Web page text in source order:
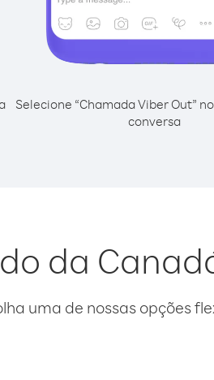
Selecione “Chamada Viber Out”
conversa
da
uma de nossas opções